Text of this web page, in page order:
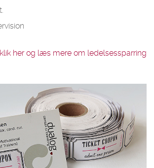
her og læs mere om ledelsessparring